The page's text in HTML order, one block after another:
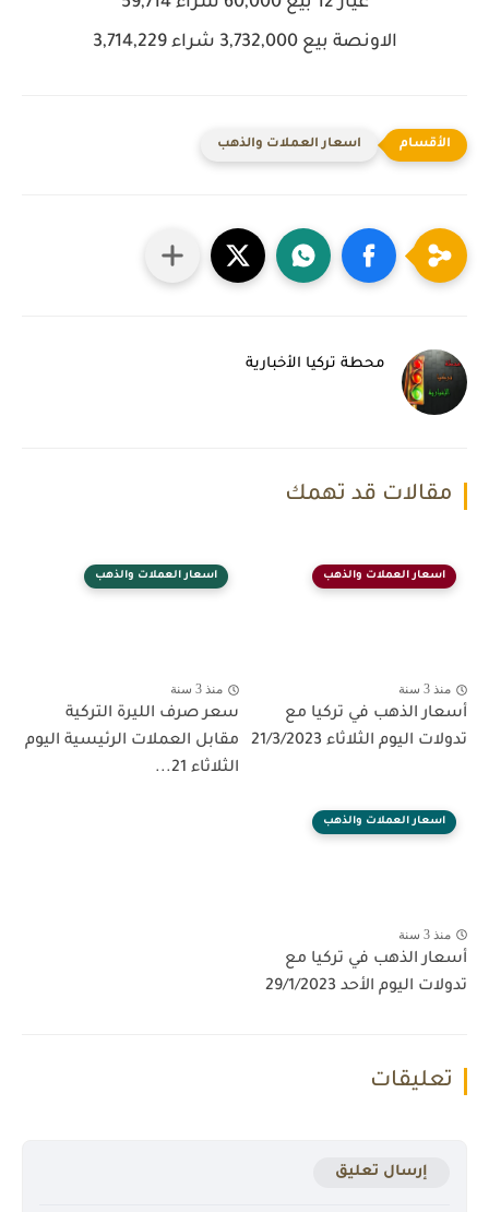
الاونصة بيع 3,732,000 شراء 3,714,229
اسعار العملات والذهب
محطة تركيا الأخبارية
مقالات قد تهمك
اسعار العملات والذهب
منذ 3 سنة
أسعار الذهب في تركيا مع
تدولات اليوم الثلاثاء 21/3/2023
اسعار العملات والذهب
منذ 3 سنة
سعر صرف الليرة التركية
مقابل العملات الرئيسية اليوم
الثلاثاء 21...
اسعار العملات والذهب
منذ 3 سنة
أسعار الذهب في تركيا مع
تدولات اليوم الأحد 29/1/2023
تعليقات
إرسال تعليق